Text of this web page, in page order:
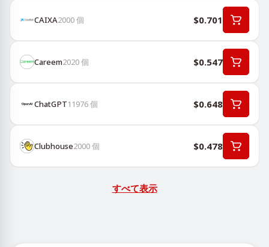
CAIXA2000個 $0.701
Careem2020個 $0.547
ChatGPT11976個 $0.648
Clubhouse2000個 $0.478
すべて表示